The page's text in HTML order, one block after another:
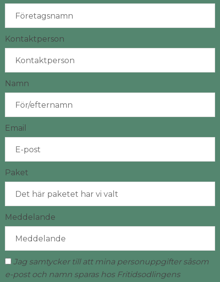
Kontaktperson
Namn
Email
Paket
Meddelande
Jag samtycker till att mina personuppgifter såsom
e-post och namn sparas hos Fritidsodlingens